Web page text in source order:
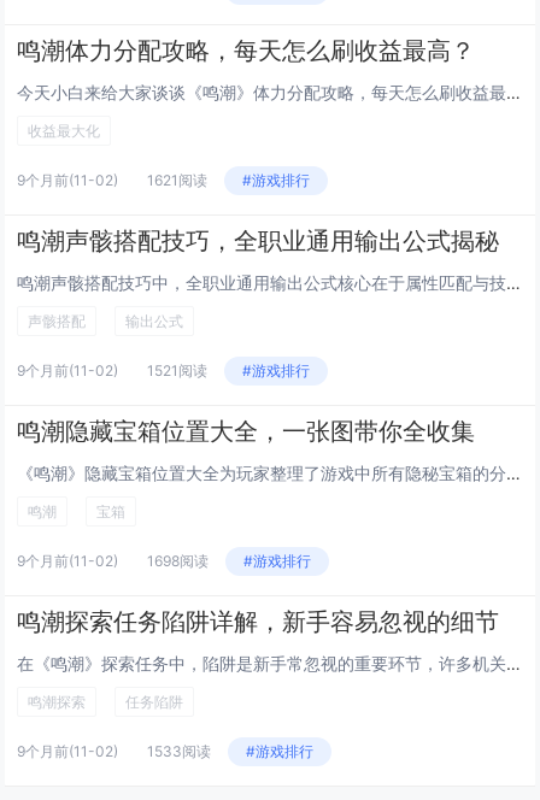
鸣潮体力分配攻略，每天怎么刷收益最高？
今天小白来给大家谈谈《鸣潮》体力分配攻略，每天怎么刷收益最高？，以及潮鸣弦是什么技能对应的知识点，希望对大家有所帮助，不...
收益最大化
9个月前(11-02) 1621阅读 #游戏排行
鸣潮声骸搭配技巧，全职业通用输出公式揭秘
鸣潮声骸搭配技巧中，全职业通用输出公式核心在于属性匹配与技能协同，玩家需根据角色职业特性选择主属性为暴击、攻击或元素伤害...
声骸搭配 输出公式
9个月前(11-02) 1521阅读 #游戏排行
鸣潮隐藏宝箱位置大全，一张图带你全收集
《鸣潮》隐藏宝箱位置大全为玩家整理了游戏中所有隐秘宝箱的分布点，通过一张详细地图全面标注了各区域宝箱的具体位置，帮助玩家...
鸣潮 宝箱
9个月前(11-02) 1698阅读 #游戏排行
鸣潮探索任务陷阱详解，新手容易忽视的细节
在《鸣潮》探索任务中，陷阱是新手常忽视的重要环节，许多机关看似普通，实则暗藏杀机，如地面裂缝、异常光影或静止的装置，往往...
鸣潮探索 任务陷阱
9个月前(11-02) 1533阅读 #游戏排行